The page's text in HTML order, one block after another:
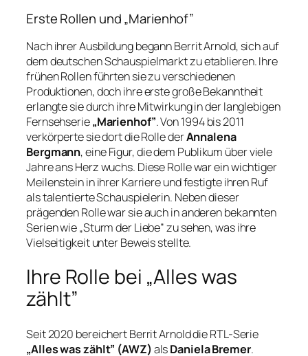
Erste Rollen und „Marienhof”
Nach ihrer Ausbildung begann Berrit Arnold, sich auf
dem deutschen Schauspielmarkt zu etablieren. Ihre
frühen Rollen führten sie zu verschiedenen
Produktionen, doch ihre erste große Bekanntheit
erlangte sie durch ihre Mitwirkung in der langlebigen
Fernsehserie„Marienhof”. Von 1994 bis 2011
verkörperte sie dort die Rolle derAnnalena
Bergmann, eine Figur, die dem Publikum über viele
Jahre ans Herz wuchs. Diese Rolle war ein wichtiger
Meilenstein in ihrer Karriere und festigte ihren Ruf
als talentierte Schauspielerin. Neben dieser
prägenden Rolle war sie auch in anderen bekannten
Serien wie „Sturm der Liebe” zu sehen, was ihre
Vielseitigkeit unter Beweis stellte.
Ihre Rolle bei „Alles was
zählt”
Seit 2020 bereichert Berrit Arnold die RTL-Serie
„Alles was zählt” (AWZ) alsDaniela Bremer.